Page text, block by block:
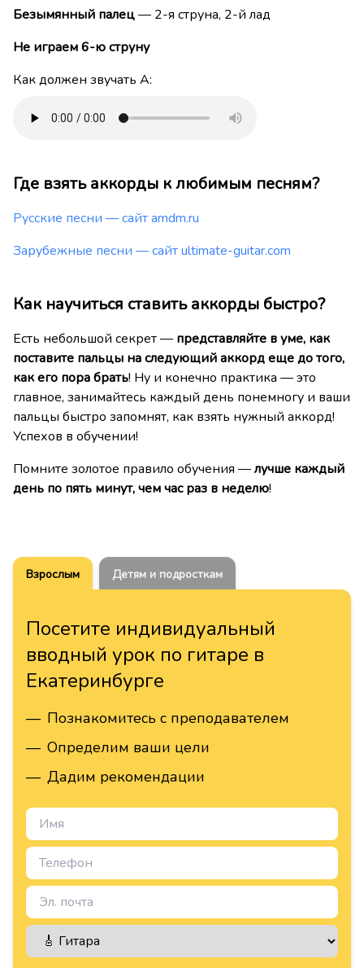
Безымянный палец— 2-я струна, 2-й лад
Не играем 6-ю струну
Как должен звучать A:
Где взять аккорды к любимым песням?
Русские песни — сайт amdm.ru
Зарубежные песни — сайт ultimate-guitar.com
Как научиться ставить аккорды быстро?
Есть небольшой секрет — представляйте в уме, как
поставите пальцы на следующий аккорд еще до того,
как его пора брать! Ну и конечно практика — это
главное, занимайтесь каждый день понемногу и ваши
пальцы быстро запомнят, как взять нужный аккорд!
Успехов в обучении!
Помните золотое правило обучения —лучше каждый
день по пять минут, чем час раз в неделю!
Взрослым Детям и подросткам
Посетите индивидуальный
вводный урок по гитаре в
Екатеринбурге
— Познакомитесь с преподавателем
— Определим ваши цели
— Дадим рекомендации